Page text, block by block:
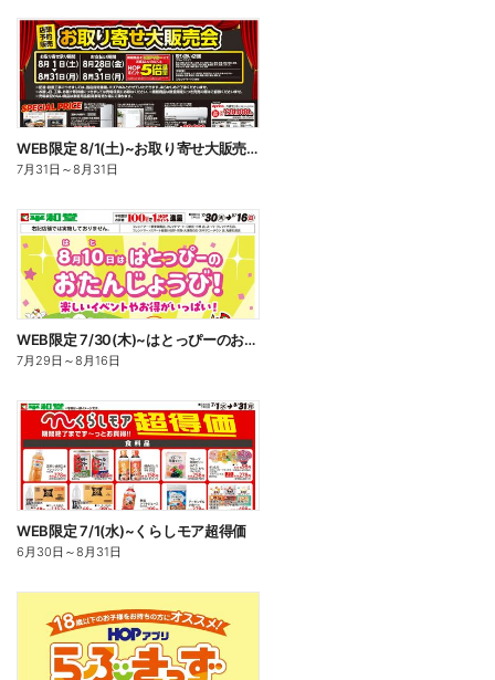
WEB限定 8/1(土)~お取り寄せ大販売会
7月31日 ～8月31日
WEB限定 7/30(木)~はとっぴーのおたんじょうび
7月29日 ～8月16日
WEB限定 7/1(水)~くらしモア超得価
6月30日 ～8月31日